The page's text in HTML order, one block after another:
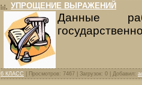
УПРОЩЕНИЕ ВЫРАЖЕНИЙ
Данные
6 КЛАСС | Просмотров: 7467 | Загрузок: 0 | Добавил: